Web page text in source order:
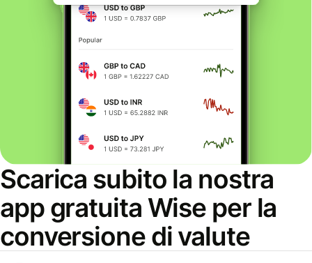
Scarica subito la nostra
app gratuita Wise per la
conversione di valute